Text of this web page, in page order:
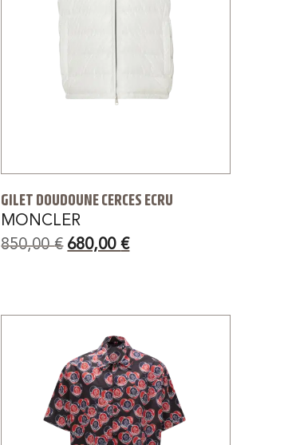
GILET DOUDOUNE CERCES ECRU
MONCLER
850,00€ 680,00€